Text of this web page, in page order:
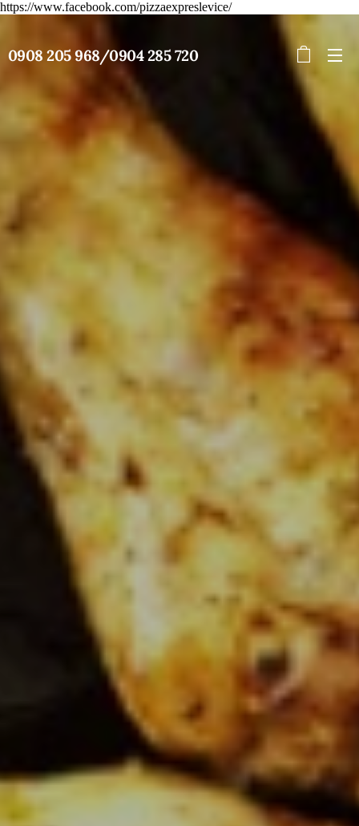
https://www.facebook.com/pizzaexpreslevice/
0908 205 968/0904 285 720